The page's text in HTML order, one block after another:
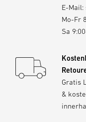
E-Mail:
Mo-Fr
Sa
Gratis
&